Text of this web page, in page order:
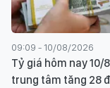
09:09 - 10/08/2026
Tỷ giá hôm nay 10/
trung tâm tăng 28